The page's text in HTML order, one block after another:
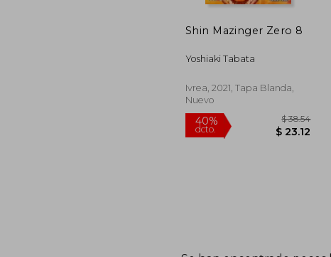
Shin Mazinger Zero 8
Yoshiaki Tabata
Ivrea, 2021, Tapa Blanda,
Nuevo